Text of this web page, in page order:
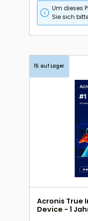
Um dieses
Sie sich
15 auf Lager
Acronis True
Device - 1